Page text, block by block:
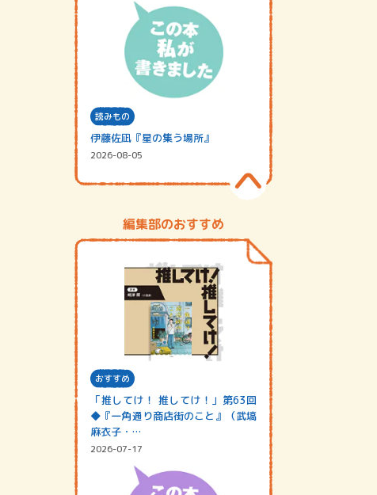
読みもの
伊藤佐凪『星の集う場所』
2026-08-05
編集部のおすすめ
おすすめ
「推してけ！ 推してけ！」第63回
◆『一角通り商店街のこと』（武塙
麻衣子・…
2026-07-17